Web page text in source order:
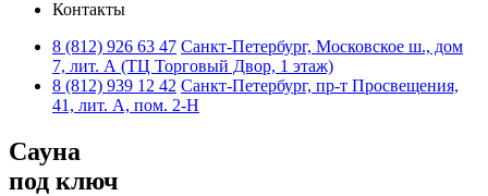
Контакты
8 (812) 926 63 47 Санкт-Петербург, Московское ш., дом
7, лит. А (ТЦ Торговый Двор, 1 этаж)
8 (812) 939 12 42 Санкт-Петербург, пр-т Просвещения,
41, лит. А, пом. 2-Н
Сауна
под ключ